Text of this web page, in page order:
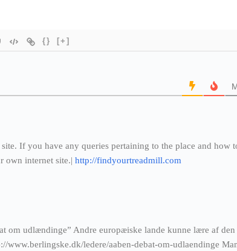
{} [+]
If you have any queries pertaining to the place and how
own internet site.| http://findyourtreadmill.com
om udlændinge” Andre europæiske lande kunne lære af den
www.berlingske.dk/ledere/aaben-debat-om-udlaendinge